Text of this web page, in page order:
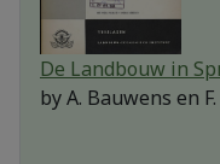
De Landbouw in
byA. Bauwens en